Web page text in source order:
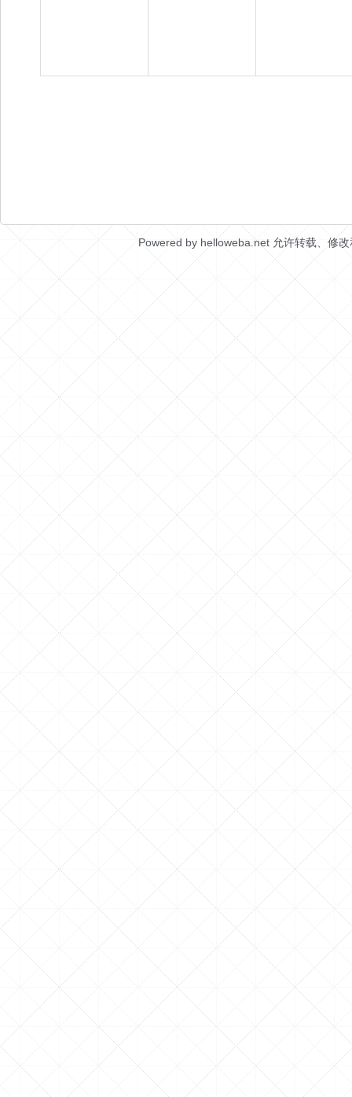
Powered by helloweba.net 允许转载、修